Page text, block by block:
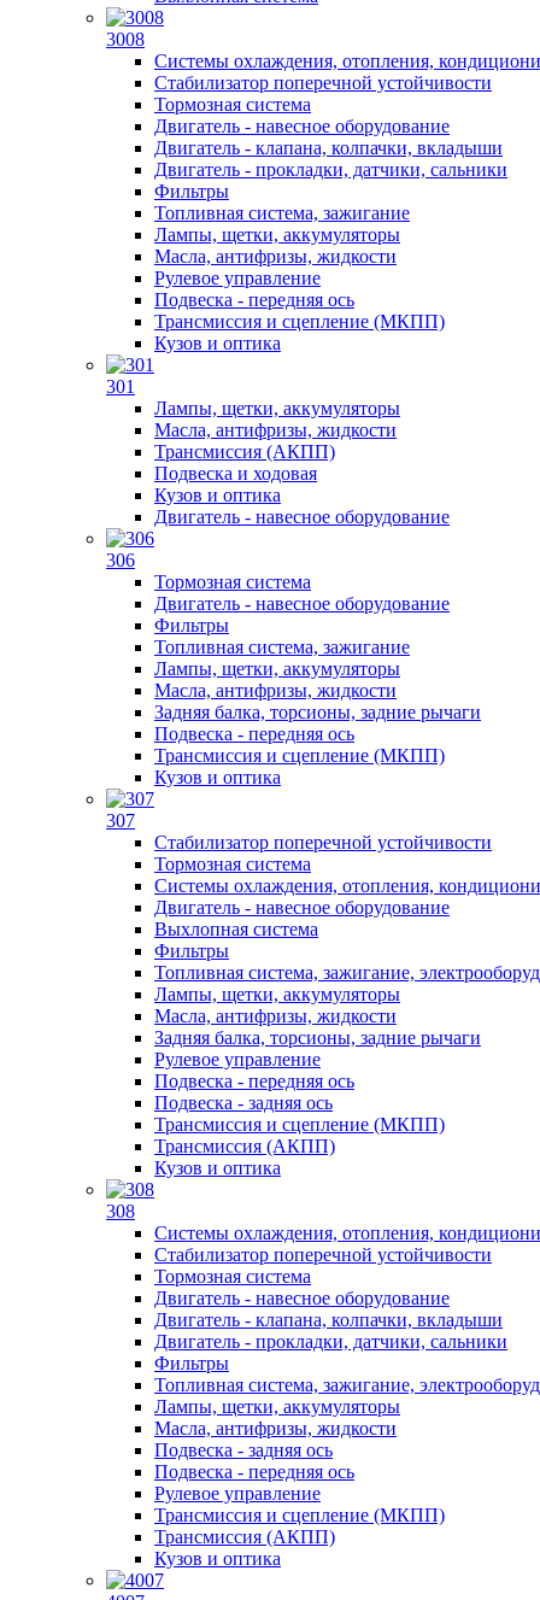
3008
Системы охлаждения, отопления,
Стабилизатор поперечной устойчивости
Тормозная система
Двигатель - навесное оборудование
Двигатель - клапана, колпачки, вкладыши
Двигатель - прокладки, датчики, сальники
Фильтры
Топливная система, зажигание
Лампы, щетки, аккумуляторы
Масла, антифризы, жидкости
Рулевое управление
Подвеска - передняя ось
Трансмиссия и сцепление (МКПП)
Кузов и оптика
301
Лампы, щетки, аккумуляторы
Масла, антифризы, жидкости
Трансмиссия (АКПП)
Подвеска и ходовая
Кузов и оптика
Двигатель - навесное оборудование
306
Тормозная система
Двигатель - навесное оборудование
Фильтры
Топливная система, зажигание
Лампы, щетки, аккумуляторы
Масла, антифризы, жидкости
Задняя балка, торсионы, задние рычаги
Подвеска - передняя ось
Трансмиссия и сцепление (МКПП)
Кузов и оптика
307
Стабилизатор поперечной устойчивости
Тормозная система
Системы охлаждения, отопления,
Двигатель - навесное оборудование
Выхлопная система
Фильтры
Топливная система, зажигание,
Лампы, щетки, аккумуляторы
Масла, антифризы, жидкости
Задняя балка, торсионы, задние рычаги
Рулевое управление
Подвеска - передняя ось
Подвеска - задняя ось
Трансмиссия и сцепление (МКПП)
Трансмиссия (АКПП)
Кузов и оптика
308
Системы охлаждения, отопления,
Стабилизатор поперечной устойчивости
Тормозная система
Двигатель - навесное оборудование
Двигатель - клапана, колпачки, вкладыши
Двигатель - прокладки, датчики, сальники
Фильтры
Топливная система, зажигание,
Лампы, щетки, аккумуляторы
Масла, антифризы, жидкости
Подвеска - задняя ось
Подвеска - передняя ось
Рулевое управление
Трансмиссия и сцепление (МКПП)
Трансмиссия (АКПП)
Кузов и оптика